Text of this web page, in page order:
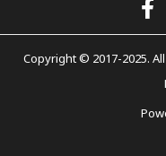
Copyright © 2017-2025.